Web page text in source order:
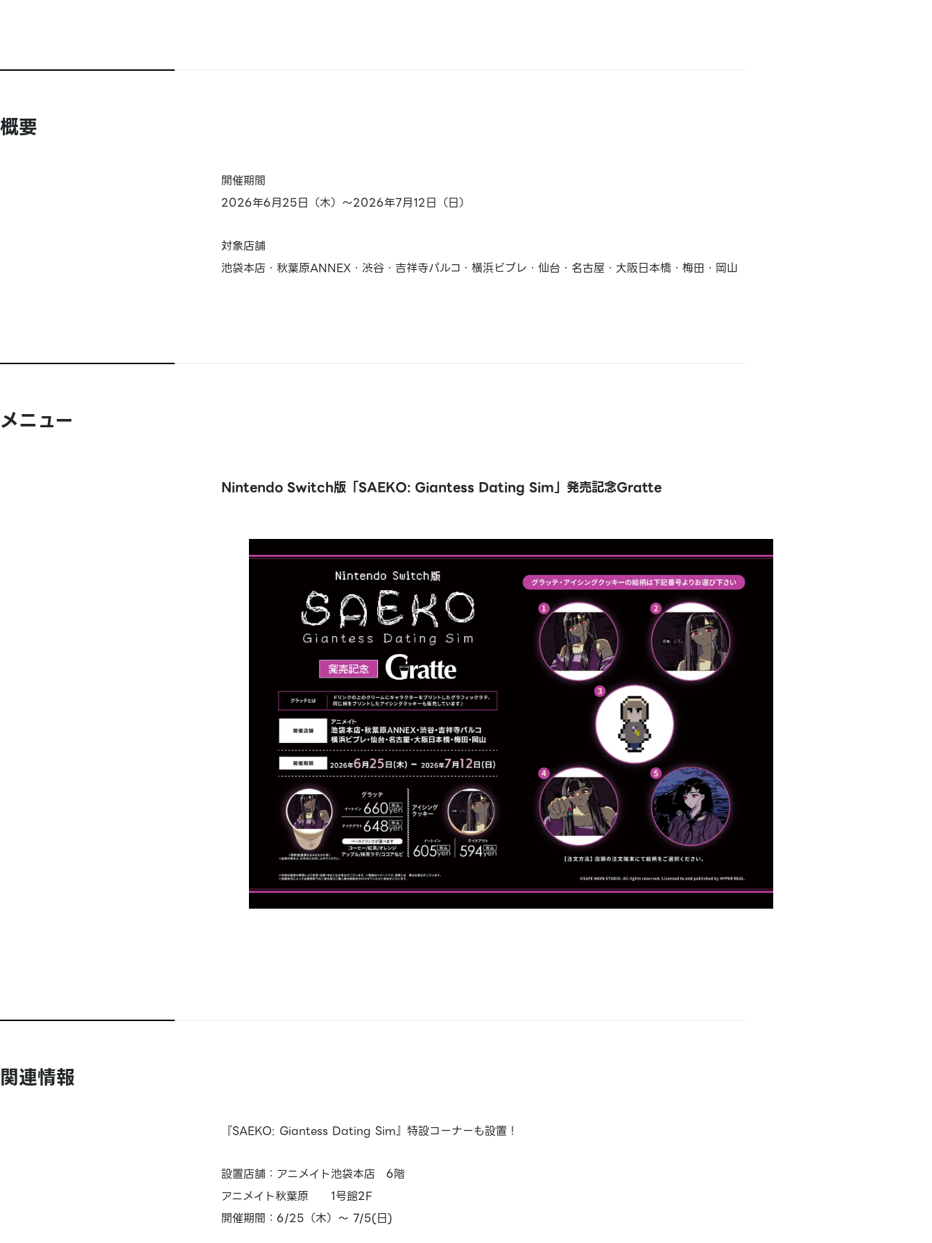
概要
開催期間
2026年6月25日（木）～2026年7月12日（日）
対象店舗
池袋本店・秋葉原ANNEX・渋谷・吉祥寺パルコ・横浜ビブレ・仙台・名古屋・大阪日本橋・梅田・岡山
メニュー
Nintendo Switch版「SAEKO: Giantess Dating Sim」発売記念Gratte
関連情報
『SAEKO: Giantess Dating Sim』特設コーナーも設置！
設置店舗：アニメイト池袋本店 6階
アニメイト秋葉原 1号館2F
開催期間：6/25（木）～ 7/5(日)